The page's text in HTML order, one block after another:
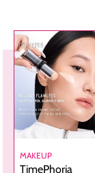
MAKEUP
TimePhoria